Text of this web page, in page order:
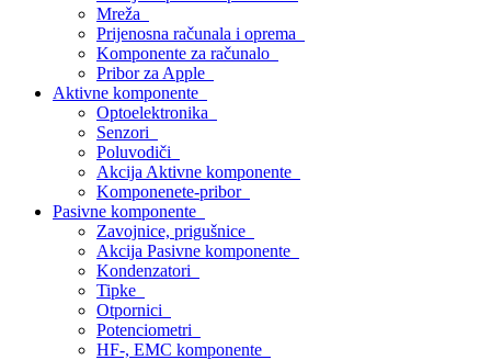
Mreža
Prijenosna računala i oprema
Komponente za računalo
Pribor za Apple
Aktivne komponente
Optoelektronika
Senzori
Poluvodiči
Akcija Aktivne komponente
Komponenete-pribor
Pasivne komponente
Zavojnice, prigušnice
Akcija Pasivne komponente
Kondenzatori
Tipke
Otpornici
Potenciometri
HF-, EMC komponente